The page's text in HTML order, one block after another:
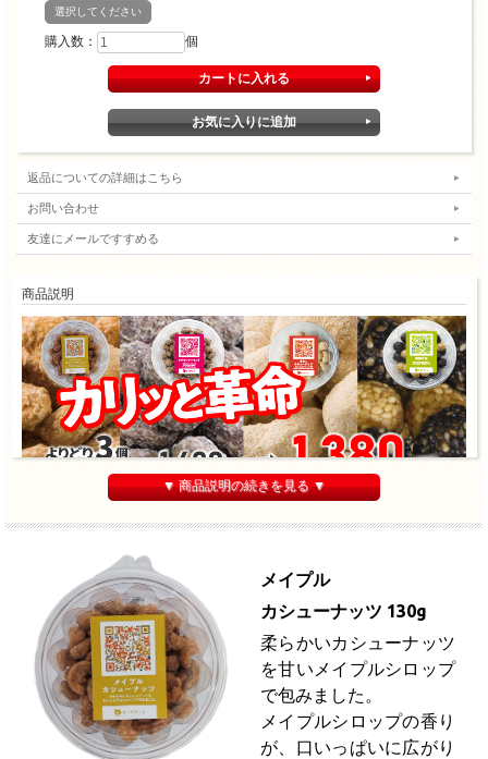
選択してください
購入数： 個
返品についての詳細はこちら
お問い合わせ
友達にメールですすめる
商品説明
▼ 商品説明の続きを見る ▼
メイプル
カシューナッツ 130g
柔らかいカシューナッツ
を甘いメイプルシロップ
で包みました。
メイプルシロップの香り
が、口いっぱいに広がり